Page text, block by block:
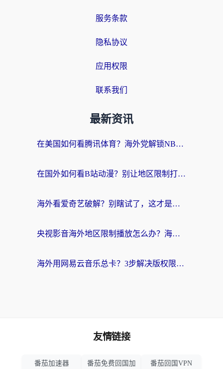
服务条款
隐私协议
应用权限
联系我们
最新资讯
在美国如何看腾讯体育？海外党解锁NBA欧洲杯直播的终极攻略
在国外如何看B站动漫？别让地区限制打断你的追番节奏
海外看爱奇艺破解？别瞎试了，这才是留学生华人追剧看球的正确打开方式
央视影音海外地区限制播放怎么办？海外党亲测有效的回国加速指南
海外用网易云音乐总卡？3步解决版权限制+卡顿，还能听喜马拉雅！
友情链接
番茄加速器 番茄免费回国加 番茄回国VPN